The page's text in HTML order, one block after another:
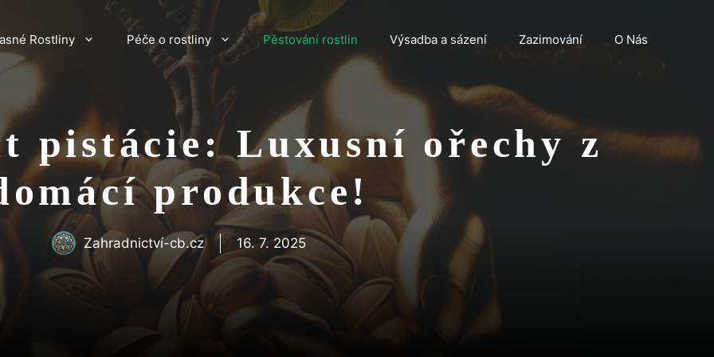
Rostliny Péče o rostliny Pěstování rostlin Výsadba a sázení Zazimování O Nás
pistácie: Luxusní ořechy z
produkce!
Zahradnictví-cb.cz 16. 7. 2025